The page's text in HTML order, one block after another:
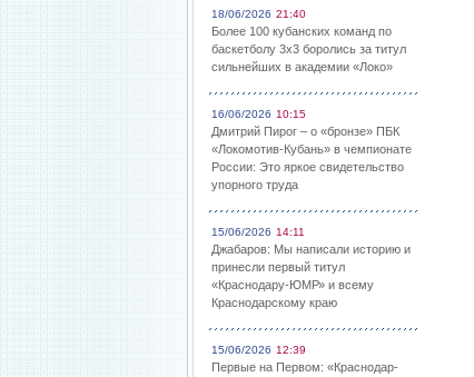
18/06/2026 21:40
Более 100 кубанских команд по
баскетболу 3х3 боролись за титул
сильнейших в академии «Локо»
16/06/2026 10:15
Дмитрий Пирог – о «бронзе» ПБК
«Локомотив-Кубань» в чемпионате
России: Это яркое свидетельство
упорного труда
15/06/2026 14:11
Джабаров: Мы написали историю и
принесли первый титул
«Краснодару-ЮМР» и всему
Краснодарскому краю
15/06/2026 12:39
Первые на Первом: «Краснодар-